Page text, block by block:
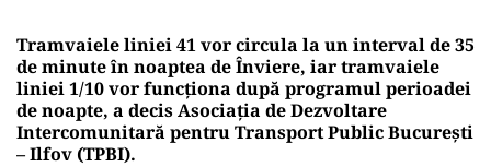
Tramvaiele liniei 41 vor circula la un interval de 35
de minute în noaptea de Înviere, iar tramvaiele
liniei 1/10 vor funcţiona după programul perioadei
de noapte, a decis Asociaţia de Dezvoltare
Intercomunitară pentru Transport Public Bucureşti
– Ilfov (TPBI).